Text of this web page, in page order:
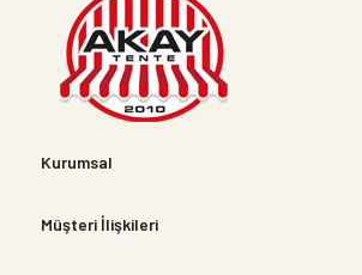
Kurumsal
Müşteri İlişkileri